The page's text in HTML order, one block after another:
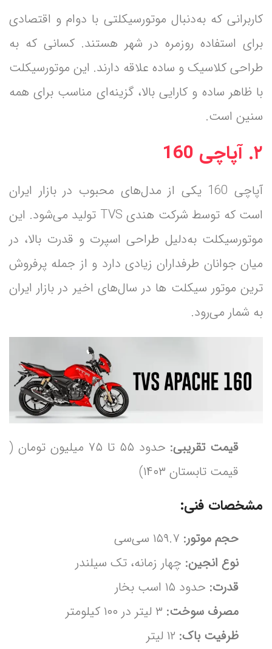
کاربرانی که به‌دنبال موتورسیکلتی با دوام و اقتصادی
برای استفاده روزمره در شهر هستند. کسانی که به
طراحی کلاسیک و ساده علاقه دارند. این موتورسیکلت
با ظاهر ساده و کارایی بالا، گزینه‌ای مناسب برای همه
سنین است.
۲. آپاچی 160
آپاچی 160 یکی از مدل‌های محبوب در بازار ایران
است که توسط شرکت هندی TVS تولید می‌شود. این
موتورسیکلت به‌دلیل طراحی اسپرت و قدرت بالا، در
میان جوانان طرفداران زیادی دارد و از جمله پرفروش
ترین موتور سیکلت ها در سال‌های اخیر در بازار ایران
به شمار می‌رود.
قیمت تقریبی:
حدود ۵۵ تا ۷۵ میلیون تومان (
قیمت تابستان ۱۴۰۳)
مشخصات فنی:
حجم موتور:
نوع انجین: چهار زمانه، تک سیلندر
قدرت: حدود ۱۵ اسب بخار
مصرف سوخت:
ظرفیت باک: